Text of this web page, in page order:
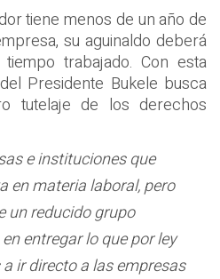
tiene menos de un año de
su aguinaldo deberá
trabajado. Con esta
Presidente Bukele busca
tutelaje de los derechos
e instituciones que
en materia laboral, pero
un reducido grupo
entregar lo que por ley
ir directo a las empresas